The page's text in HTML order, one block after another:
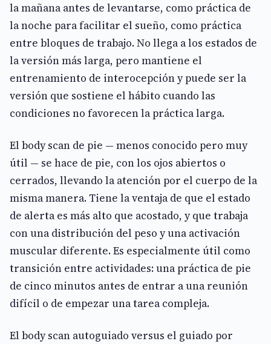
la mañana antes de levantarse, como práctica de
la noche para facilitar el sueño, como práctica
entre bloques de trabajo. No llega a los estados de
la versión más larga, pero mantiene el
entrenamiento de interocepción y puede ser la
versión que sostiene el hábito cuando las
condiciones no favorecen la práctica larga.
El body scan de pie — menos conocido pero muy
útil — se hace de pie, con los ojos abiertos o
cerrados, llevando la atención por el cuerpo de la
misma manera. Tiene la ventaja de que el estado
de alerta es más alto que acostado, y que trabaja
con una distribución del peso y una activación
muscular diferente. Es especialmente útil como
transición entre actividades: una práctica de pie
de cinco minutos antes de entrar a una reunión
difícil o de empezar una tarea compleja.
El body scan autoguiado versus el guiado por